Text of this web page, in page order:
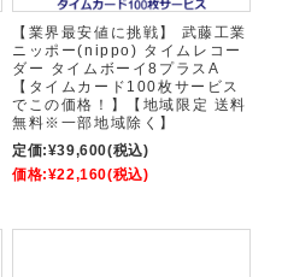
【業界最安値に挑戦】 武藤工業
ニッポー(nippo) タイムレコー
ダー タイムボーイ8プラスA
【タイムカード100枚サービス
でこの価格！】【地域限定 送料
無料※一部地域除く】
定価:¥39,600(税込)
価格:¥22,160(税込)